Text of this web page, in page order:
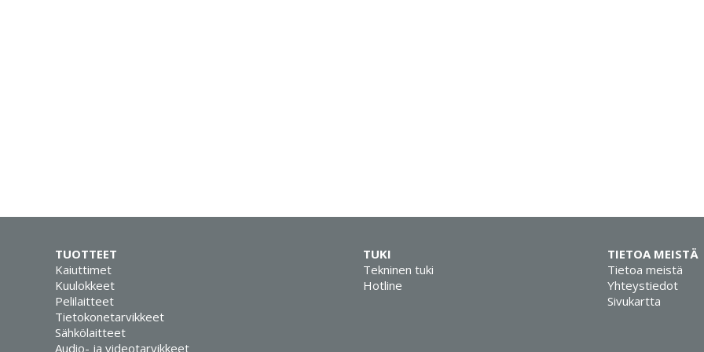
TUOTTEET
Kaiuttimet
Kuulokkeet
Pelilaitteet
Tietokonetarvikkeet
Sähkölaitteet
Audio- ja videotarvikkeet
TUKI
Tekninen tuki
Hotline
TIETOA MEISTÄ
Tietoa meistä
Yhteystiedot
Sivukartta